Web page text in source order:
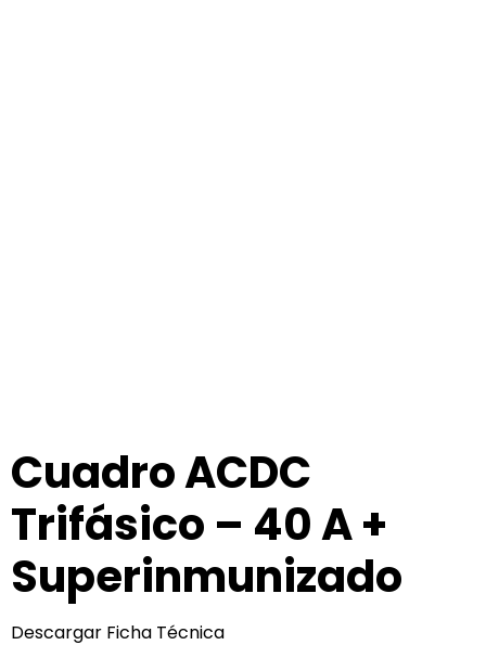
Cuadro ACDC
Trifásico – 40 A +
Superinmunizado
Descargar Ficha Técnica